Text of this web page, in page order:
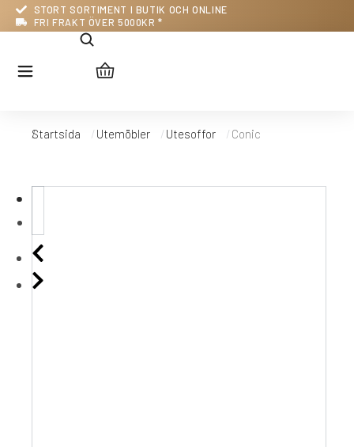
STORT SORTIMENT I BUTIK OCH ONLINE
FRI FRAKT ÖVER 5000KR *
Du är här:
Startsida Utemöbler Utesoffor Conic